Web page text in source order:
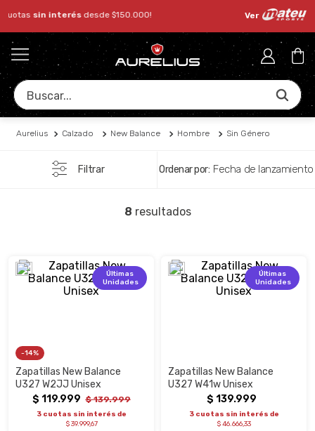
gratisdesde
Ver
Buscar...
Aurelius Calzado New Balance Hombre Sin Género
Filtrar Fecha de lanzamiento
8
Últimas
Unidades
14%
Zapatillas New Balance
U327 W2JJ Unisex
$ 119.999 $ 139.999
3 cuotas sin interés de
$ 39.999,67
Últimas
Unidades
Zapatillas New Balance
U327 W41w Unisex
$ 139.999
3 cuotas sin interés de
$ 46.666,33